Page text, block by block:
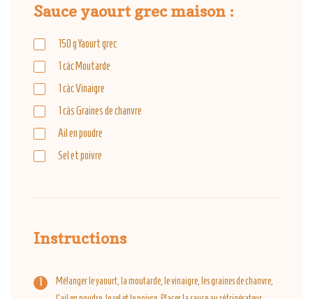
Sauce yaourt grec maison :
150gYaourt grec
1 càc Moutarde
1 càcVinaigre
1 càsGraines de chanvre
Ail en poudre
Sel et poivre
Instructions
Mélanger le yaourt, la moutarde, le vinaigre, les graines de chanvre,